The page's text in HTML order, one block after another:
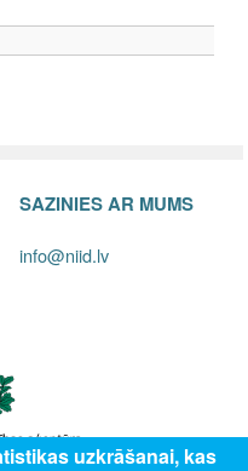
SAZINIES AR MUMS
info@niid.lv
uzkrāšanai, kas